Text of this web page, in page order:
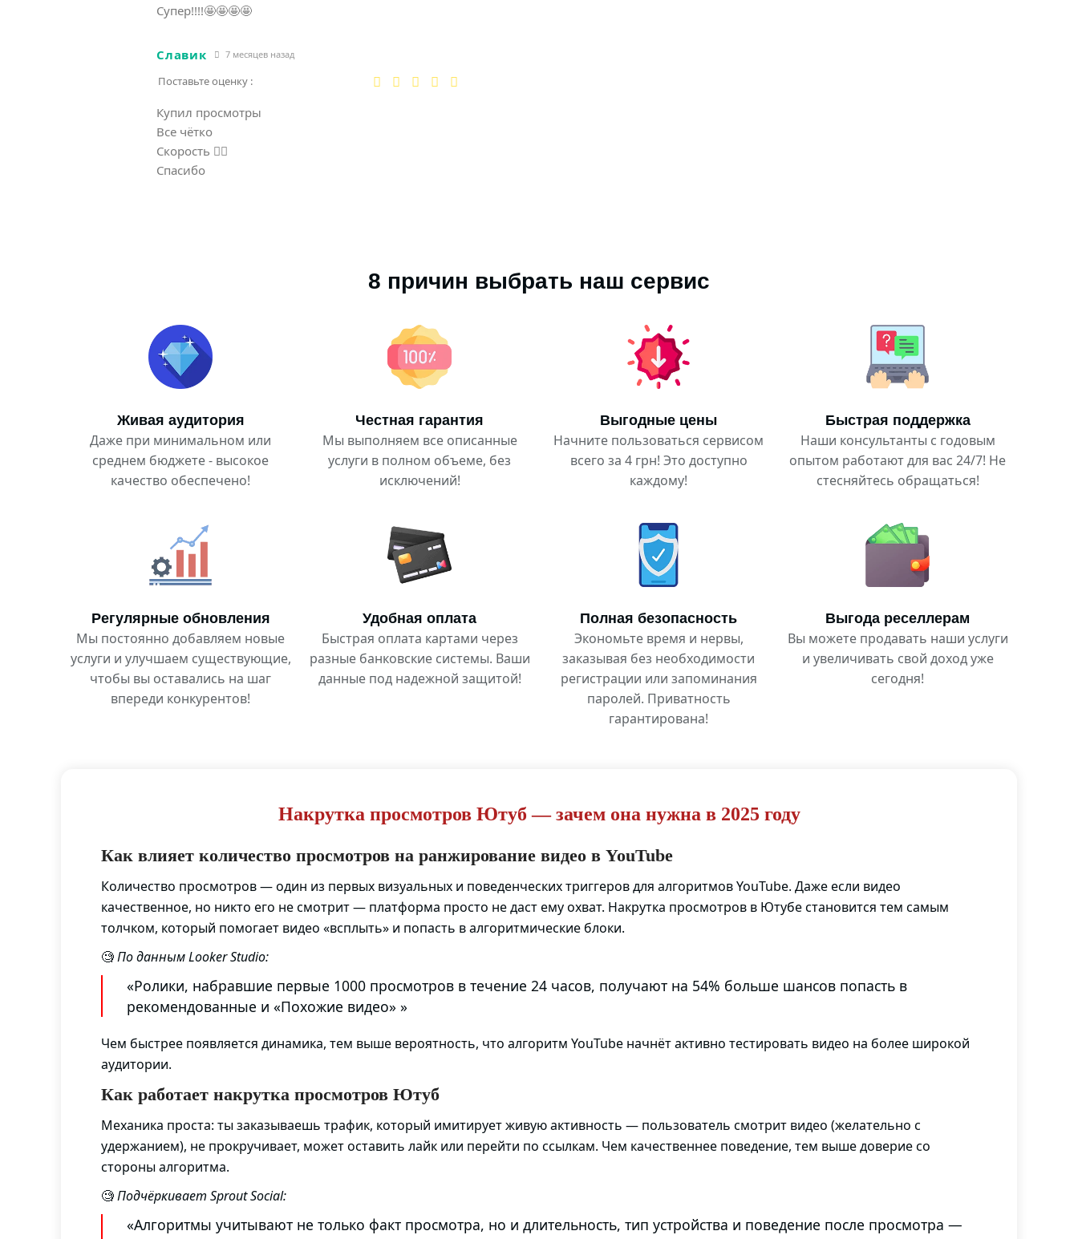
Супер!!!!🤩🤩🤩🤩
Славик 7 месяцев назад
Поставьте оценку :
Купил просмотры
Все чётко
Скорость 👍🏻
Спасибо
8 причин выбрать наш сервис
Живая аудитория
Даже при минимальном или
среднем бюджете - высокое
качество обеспечено!
Честная гарантия
Мы выполняем все описанные
услуги в полном объеме, без
исключений!
Выгодные цены
Начните пользоваться сервисом
всего за 4 грн! Это доступно
каждому!
Быстрая поддержка
Наши консультанты с годовым
опытом работают для вас 24/7! Не
стесняйтесь обращаться!
Регулярные обновления
Мы постоянно добавляем новые
услуги и улучшаем существующие,
чтобы вы оставались на шаг
впереди конкурентов!
Удобная оплата
Быстрая оплата картами через
разные банковские системы. Ваши
данные под надежной защитой!
Полная безопасность
Экономьте время и нервы,
заказывая без необходимости
регистрации или запоминания
паролей. Приватность
гарантирована!
Выгода реселлерам
Вы можете продавать наши услуги
и увеличивать свой доход уже
сегодня!
Накрутка просмотров Ютуб — зачем она нужна в 2025 году
Как влияет количество просмотров на ранжирование видео в YouTube
Количество просмотров — один из первых визуальных и поведенческих триггеров для алгоритмов YouTube. Даже если видео
качественное, но никто его не смотрит — платформа просто не даст ему охват. Накрутка просмотров в Ютубе становится тем самым
толчком, который помогает видео «всплыть» и попасть в алгоритмические блоки.
🧐По данным Looker Studio:
«Ролики, набравшие первые 1000 просмотров в течение 24 часов, получают на 54% больше шансов попасть в
рекомендованные и «Похожие видео» »
Чем быстрее появляется динамика, тем выше вероятность, что алгоритм YouTube начнёт активно тестировать видео на более широкой
аудитории.
Как работает накрутка просмотров Ютуб
Механика проста: ты заказываешь трафик, который имитирует живую активность — пользователь смотрит видео (желательно с
удержанием), не прокручивает, может оставить лайк или перейти по ссылкам. Чем качественнее поведение, тем выше доверие со
стороны алгоритма.
🧐Подчёркивает Sprout Social:
«Алгоритмы учитывают не только факт просмотра, но и длительность, тип устройства и поведение после просмотра —